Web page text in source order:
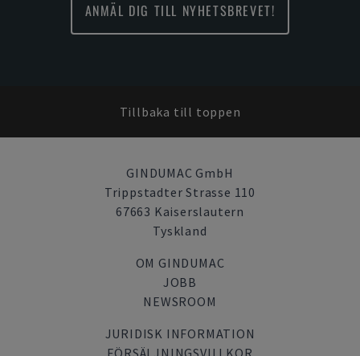
ANMÄL DIG TILL NYHETSBREVET!
Tillbaka till toppen
GINDUMAC GmbH
Trippstadter Strasse 110
67663 Kaiserslautern
Tyskland
OM GINDUMAC
JOBB
NEWSROOM
JURIDISK INFORMATION
FÖRSÄLJNINGSVILLKOR